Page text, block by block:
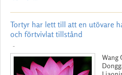
Tortyr har lett till att en utövare
och förtvivlat tillstånd
-
Wang